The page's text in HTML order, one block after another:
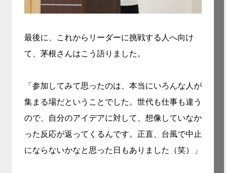
最後に、これからリーダーに挑戦する人へ向け
て、茅根さんはこう語りました。
「参加してみて思ったのは、本当にいろんな人が
集まる場だということでした。世代も仕事も違う
ので、自分のアイデアに対して、想像していなか
った反応が返ってくるんです。正直、台風で中止
にならないかなと思った日もありました（笑）」